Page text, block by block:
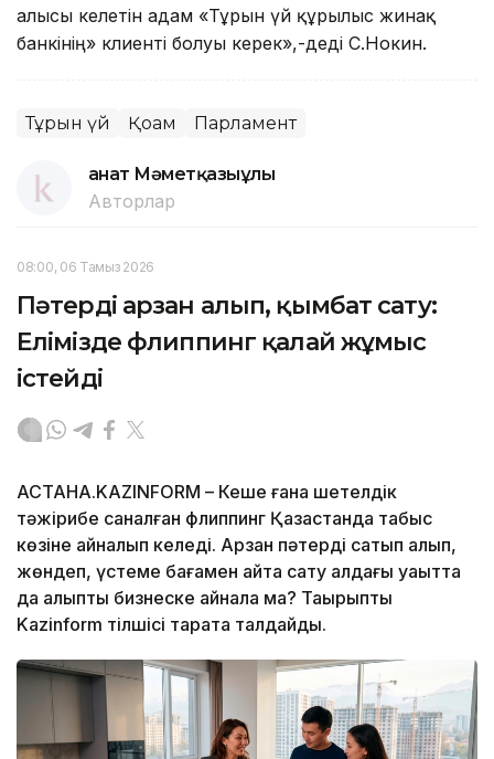
алғысы келетін адам «Тұрғын үй құрылыс жинақ
банкінің» клиенті болуы керек»,-деді С.Нокин.
Тұрғын үй Қоғам Парламент
Қанат Мәметқазыұлы
Авторлар
08:00, 06 Тамыз 2026
Пәтерді арзан алып, қымбат сату:
Елімізде флиппинг қалай жұмыс
істейді
АСТАНА.KAZINFORM – Кеше ғана шетелдік
тәжірибе саналған флиппинг Қазақстанда табыс
көзіне айналып келеді. Арзан пәтерді сатып алып,
жөндеп, үстеме бағамен қайта сату алдағы уақытта
да қалыпты бизнеске айнала ма? Тақырыпты
Kazinform тілшісі тарқата талдайды.